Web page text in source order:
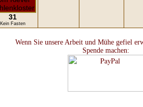
31
Kein Fasten
Wenn Sie unsere Arbeit und Mühe gefiel
Spende machen: